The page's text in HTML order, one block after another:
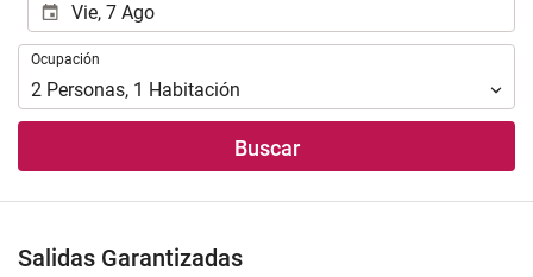
Ocupación
Ocupación
2 Personas, 1 Habitación
Buscar
Salidas Garantizadas